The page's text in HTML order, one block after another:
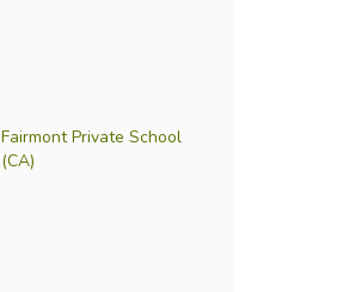
Fairmont Private School
(CA)